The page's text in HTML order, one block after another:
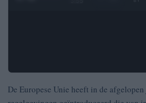
De Europese Unie heeft in de